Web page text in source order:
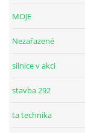
MOJE
Nezařazené
silnice v akci
stavba 292
ta technika